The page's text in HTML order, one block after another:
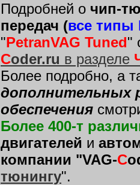
Подробней о чип-
передач (все типы
"PetranVAG Tuned"
Coder.ru в разделе
Более подробно, а
дополнительных
обеспечения
Более 400-т
двигателей и
компании "VAG-C
тюнингу".